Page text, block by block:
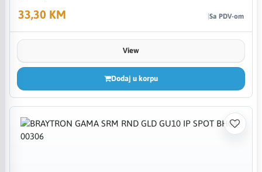
33,30 KM Sa PDV-om
View
Dodaj u korpu